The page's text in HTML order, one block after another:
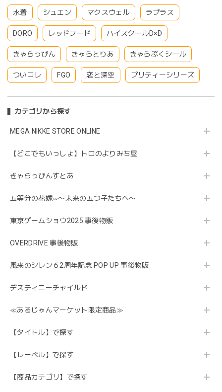
水着 シュエン マクスウェル ラプラス
DORO レッドフード ハイスクールD×D
きゃらっぴん きゃらとりあ きゃらぷくシール
ついコレ FGO 恋と深空 プリティーシリーズ
カテゴリから探す
MEGA NIKKE STORE ONLINE
【どこでもいっしょ】トロのよりみち屋
きゃらっぴんすとあ
五等分の花嫁∽〜未来の五つ子たちへ〜
東京ゲームショウ2025 事後物販
OVERDRIVE 事後物販
風来のシレン６2周年記念 POP UP 事後物販
デスティニーチャイルド
≪あるじゃんマーケット限定商品≫
【タイトル】で探す
【レーベル】で探す
【商品カテゴリ】で探す